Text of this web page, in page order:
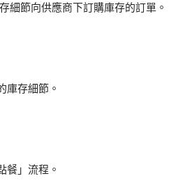
細節向供應商下訂購庫存的訂單。
庫存細節。
餐」流程。